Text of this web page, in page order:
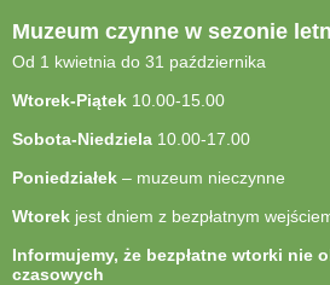
Muzeum czynne w sezonie
Od 1 kwietnia do 31 października
Wtorek-Piątek 10.00-15.00
Sobota-Niedziela 10.00-17.00
Poniedziałek – muzeum nieczynne
Wtorek jest dniem z bezpłatnym
Informujemy, że bezpłatne wtorki nie
czasowych